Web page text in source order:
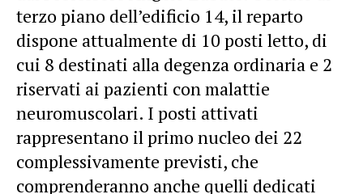
terzo piano dell’edificio 14, il reparto
dispone attualmente di 10 posti letto, di
cui 8 destinati alla degenza ordinaria e 2
riservati ai pazienti con malattie
neuromuscolari. I posti attivati
rappresentano il primo nucleo dei 22
complessivamente previsti, che
comprenderanno anche quelli dedicati